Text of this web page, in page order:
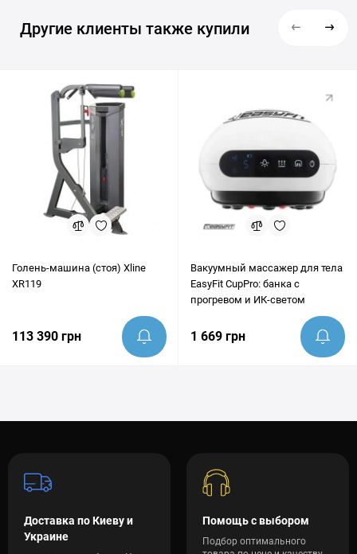
Другие клиенты также купили
Голень-машина (стоя) Xline
XR119
113 390 грн
Вакуумный массажер для тела
EasyFit CupPro: банка с
прогревом и ИК-светом
1 669 грн
Доставка по Киеву и
Украине
Помощь с выбором
Подбор оптимального